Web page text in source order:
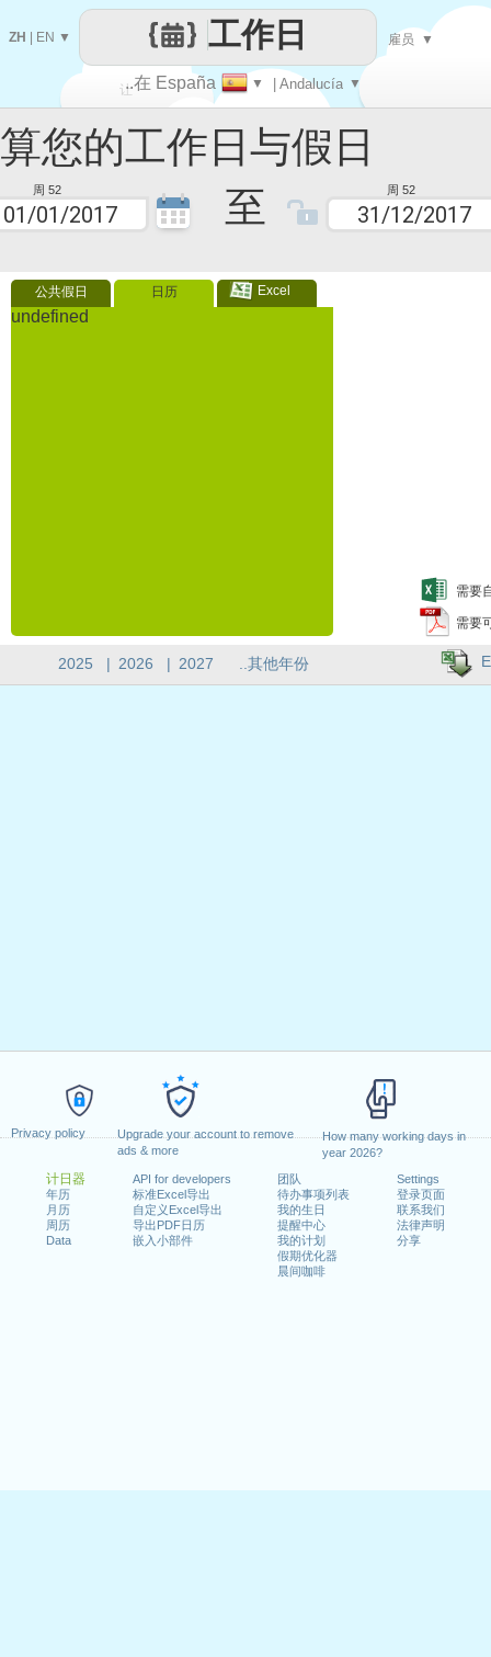
Privacy policy
Upgrade your account to remove
ads & more
How many working days in
year 2026?
计日器
年历
月历
周历
Data
API for developers
标准Excel导出
自定义Excel导出
导出PDF日历
嵌入小部件
团队
待办事项列表
我的生日
提醒中心
我的计划
假期优化器
晨间咖啡
Settings
登录页面
联系我们
法律声明
分享
工作日与假日
周 52 至 周 52
公共假日 日历 Excel
undefined
需要
需要
让
每一天
..在 España ▼ | Andalucía ▼
工作日
ZH EN ▼ 雇员 ▼
2025 | 2026 | 2027 ..其他年份